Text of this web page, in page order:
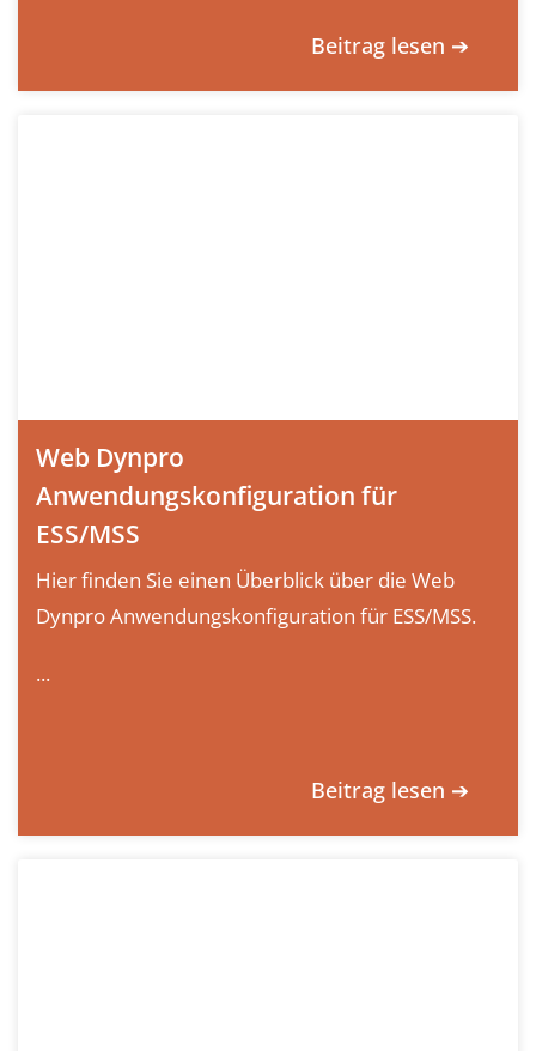
Beitrag lesen ➔
Web Dynpro
Anwendungskonfiguration für
ESS/MSS
Hier finden Sie einen Überblick über die Web
Dynpro Anwendungskonfiguration für ESS/MSS.
...
Beitrag lesen ➔